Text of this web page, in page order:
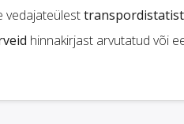
vedajateülest
hinnakirjast arvutatud või